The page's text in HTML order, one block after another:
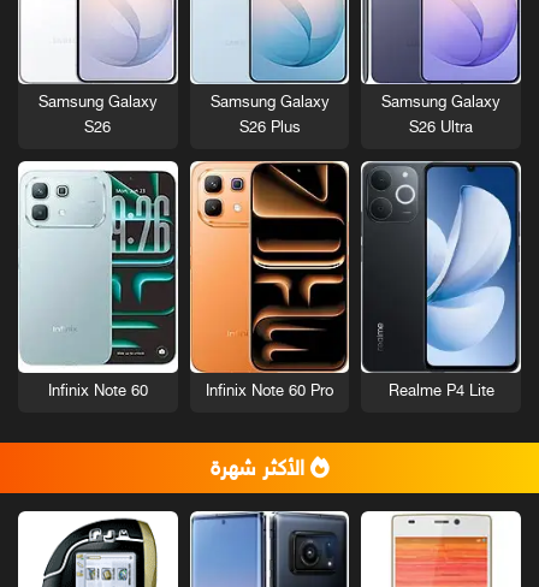
Samsung Galaxy
S26 Ultra
Samsung Galaxy
S26 Plus
Samsung Galaxy
S26
Realme P4 Lite
Infinix Note 60 Pro
Infinix Note 60
الأكثر شهرة